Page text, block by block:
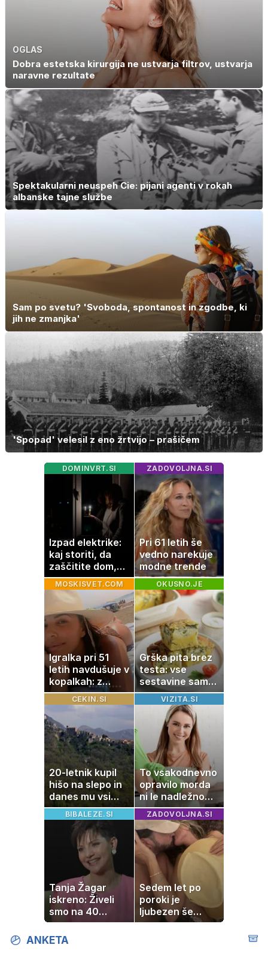
OGLAS
Dobra estetska kirurgija ne ustvarja filtrov, ustvarja
naravne rezultate
Spektakularni neuspeh Cie: pijani agenti v rokah
albanske tajne službe
Sam po svetu? 'Svoboda, spontanost in zgodbe, ki
jih ne zmanjka'
'Spopad' velesil z eno žrtvijo – prašičem
DOMINVRT.SI
Izpad elektrike:
kaj storiti, da
zaščitite dom,
hrano in
elektronske
naprave
ZADOVOLJNA.SI
Pri 61 letih še
vedno narekuje
modne trende
MOSKISVET.COM
Igralka pri 51
letih navdušuje v
kopalkah: z
možem uživa v
romantičnem
poletju
OKUSNO.JE
Grška pita brez
testa: vse
sestavine samo
zmešate in
pečica opravi
ostalo
CEKIN.SI
20-letnik kupil
hišo na slepo in
danes mu vsi
zavidajo
VIZITA.SI
To vsakodnevno
opravilo morda
ni le nadležno
delo, pomaga
lahko tudi
vašemu srcu
BIBALEZE.SI
Tanja Žagar
iskreno: Živeli
smo na 40
kvadratih, a
imela sem vse,
kar otrok
ZADOVOLJNA.SI
Sedem let po
poroki je
ljubezen še
vedno enako
ANKETA